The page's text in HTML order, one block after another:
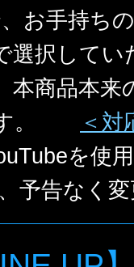
お手持ち
選択して
本商品本
す。
＜対
を使
予告なく